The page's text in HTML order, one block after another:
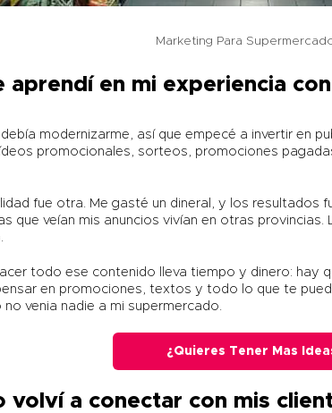
Marketing Para
aprendí en mi experiencia
modernizarme, así que empecé a invertir en
promocionales, sorteos, promociones
fue otra. Me gasté un dineral, y los resultados
que veían mis anuncios vivían en otras
todo ese contenido lleva tiempo y dinero: hay
en promociones, textos y todo lo que te
venia nadie a mi supermercado.
¿Quieres Tener Mas
volví a conectar con mis